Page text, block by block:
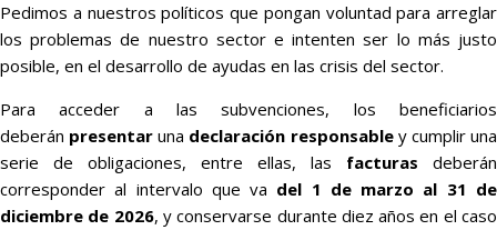
Pedimos a nuestros políticos que pongan voluntad para arreglar
los problemas de nuestro sector e intenten ser lo más justo
posible, en el desarrollo de ayudas en las crisis del sector.
Para acceder a las subvenciones, los beneficiarios
deberán presentar una declaración responsabley cumplir una
serie de obligaciones, entre ellas, las facturas deberán
corresponder al intervalo que va del 1 de marzo al 31 de
diciembre de 2026, y conservarse durante diez años en el caso